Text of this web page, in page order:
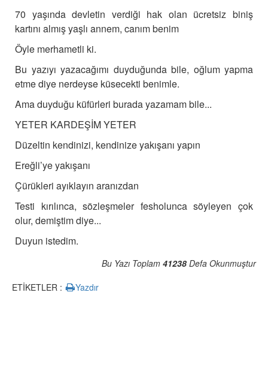
70 yaşında devletin verdiği hak olan ücretsiz biniş
kartını almış yaşlı annem, canım benim
Öyle merhametli ki.
Bu yazıyı yazacağımı duyduğunda bile, oğlum yapma
etme diye nerdeyse küsecekti benimle.
Ama duyduğu küfürleri burada yazamam bile...
YETER KARDEŞİM YETER
Düzeltin kendinizi, kendinize yakışanı yapın
Ereğli’ye yakışanı
Çürükleri ayıklayın aranızdan
Testi kırılınca, sözleşmeler fesholunca söyleyen çok
olur, demiştim diye...
Duyun istedim.
Bu Yazı Toplam 41238 Defa Okunmuştur
ETİKETLER :
Yazdır